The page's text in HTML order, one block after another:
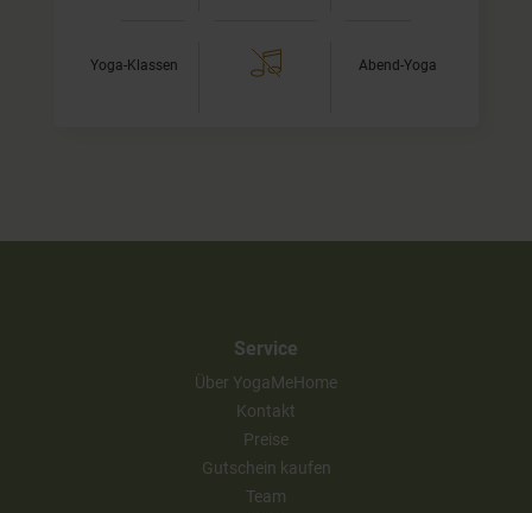
Yoga-Klassen Abend-Yoga
Service
Über YogaMeHome
Kontakt
Preise
Gutschein kaufen
Team